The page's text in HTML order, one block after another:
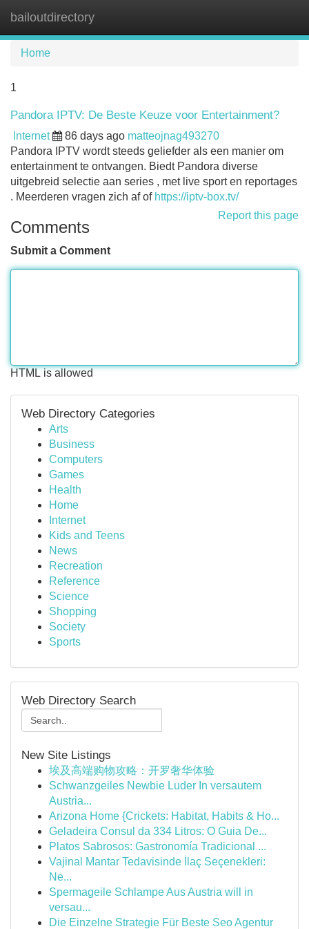
bailoutdirectory
Home
1
Pandora IPTV: De Beste Keuze voor Entertainment?
Internet 86 days ago matteojnag493270
Pandora IPTV wordt steeds geliefder als een manier om
entertainment te ontvangen. Biedt Pandora diverse
uitgebreid selectie aan series , met live sport en reportages
. Meerderen vragen zich af of https://iptv-box.tv/
Report this page
Comments
Submit a Comment
HTML is allowed
Web Directory Categories
Arts
Business
Computers
Games
Health
Home
Internet
Kids and Teens
News
Recreation
Reference
Science
Shopping
Society
Sports
Web Directory Search
New Site Listings
埃及高端购物攻略：开罗奢华体验
Schwanzgeiles Newbie Luder In versautem
Austria...
Arizona Home {Crickets: Habitat, Habits & Ho...
Geladeira Consul da 334 Litros: O Guia De...
Platos Sabrosos: Gastronomía Tradicional ...
Vajinal Mantar Tedavisinde İlaç Seçenekleri:
Ne...
Spermageile Schlampe Aus Austria will in
versau...
Die Einzelne Strategie Für Beste Seo Agentur